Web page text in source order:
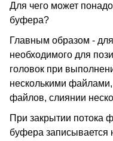
Для чего может
буфера?
Главным образом -
необходимого для
головок при
несколькими
файлов, слиянии
При закрытии потока
буфера записывается